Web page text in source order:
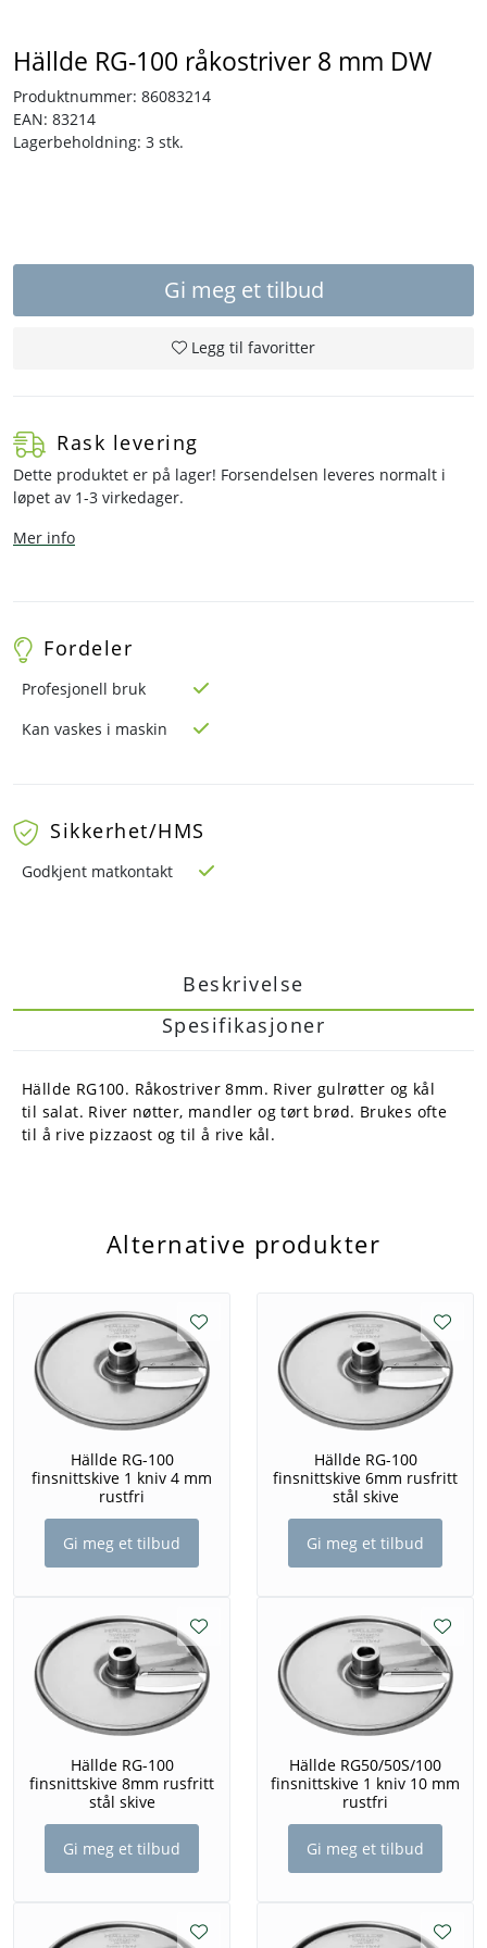
Hällde RG-100 råkostriver 8 mm DW
Produktnummer: 86083214
EAN: 83214
Lagerbeholdning: 3 stk.
Gi meg et tilbud
Legg til favoritter
Beskrivelse
Spesifikasjoner
Hällde RG100. Råkostriver 8mm. River gulrøtter og kål
til salat. River nøtter, mandler og tørt brød. Brukes ofte
til å rive pizzaost og til å rive kål.
Rask levering
Dette produktet er på lager! Forsendelsen leveres normalt i
løpet av 1-3 virkedager.
Mer info
Fordeler
Profesjonell bruk
Kan vaskes i maskin
Sikkerhet/HMS
Godkjent matkontakt
Alternative produkter
Hällde RG-100
finsnittskive 1 kniv 4 mm
rustfri
Gi meg et tilbud
Hällde RG-100
finsnittskive 6mm rusfritt
stål skive
Gi meg et tilbud
Hällde RG-100
finsnittskive 8mm rusfritt
stål skive
Gi meg et tilbud
Hällde RG50/50S/100
finsnittskive 1 kniv 10 mm
rustfri
Gi meg et tilbud
Tjenester
Bransjer